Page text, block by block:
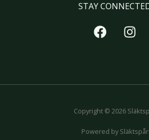
STAY
Copyright © 2026
Powered by Släktspår